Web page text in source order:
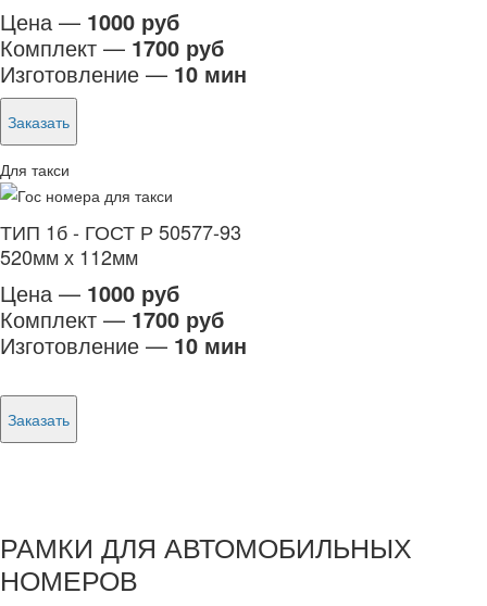
Цена — 1000 руб
Комплект — 1700 руб
Изготовление — 10 мин
Заказать
Для такси
ТИП 1б - ГОСТ Р 50577-93
520мм х 112мм
Цена — 1000 руб
Комплект — 1700 руб
Изготовление — 10 мин
Заказать
РАМКИ ДЛЯ АВТОМОБИЛЬНЫХ
НОМЕРОВ